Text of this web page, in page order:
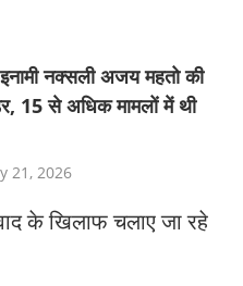
नक्सली अजय महतो की
15 से अधिक मामलों में थी
21, 2026
के खिलाफ चलाए जा रहे